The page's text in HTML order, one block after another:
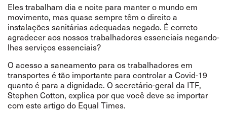
Eles trabalham dia e noite para manter o mundo em
movimento, mas quase sempre têm o direito a
instalações sanitárias adequadas negado. É correto
agradecer aos nossos trabalhadores essenciais negando-
lhes serviços essenciais?
O acesso a saneamento para os trabalhadores em
transportes é tão importante para controlar a Covid-19
quanto é para a dignidade. O secretário-geral da ITF,
Stephen Cotton, explica por que você deve se importar
com este artigodo Equal Times.